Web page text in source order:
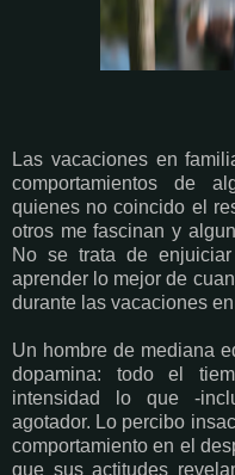
Las vacaciones en
comportamientos de
quienes no coincido el
otros me fascinan y
No se trata de
aprender lo mejor de
durante las vacaciones
Un hombre de mediana
dopamina: todo el
intensidad lo que -
agotador. Lo percibo
comportamiento en el
que sus actitudes